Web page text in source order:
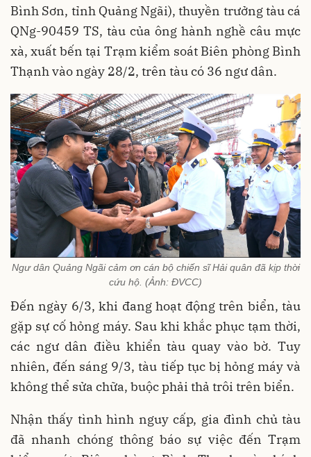
Bình Sơn, tỉnh Quảng Ngãi), thuyền trưởng tàu cá
QNg-90459 TS, tàu của ông hành nghề câu mực
xà, xuất bến tại Trạm kiểm soát Biên phòng Bình
Thạnh vào ngày 28/2, trên tàu có 36 ngư dân.
Ngư dân Quảng Ngãi cảm ơn cán bộ chiến sĩ Hải quân đã kịp thời
cứu hộ. (Ảnh: ĐVCC)
Đến ngày 6/3, khi đang hoạt động trên biển, tàu
gặp sự cố hỏng máy. Sau khi khắc phục tạm thời,
các ngư dân điều khiển tàu quay vào bờ. Tuy
nhiên, đến sáng 9/3, tàu tiếp tục bị hỏng máy và
không thể sửa chữa, buộc phải thả trôi trên biển.
Nhận thấy tình hình nguy cấp, gia đình chủ tàu
đã nhanh chóng thông báo sự việc đến Trạm